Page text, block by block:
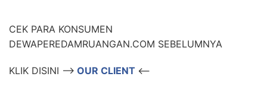
CEK PARA KONSUMEN
DEWAPEREDAMRUANGAN.COM SEBELUMNYA
KLIK DISINI –> OUR CLIENT <–